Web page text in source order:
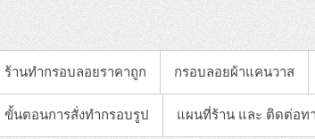
PRIMARY MENU
ร้านทำกรอบลอยราคาถูก กรอบลอยผ้าแคนวาส
ขั้นตอนการสั่งทำกรอบรูป แผนที่ร้าน และ ติดต่อท